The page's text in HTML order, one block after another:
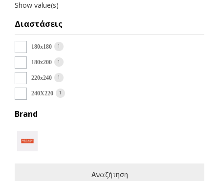
Show value(s)
Διαστάσεις
180x180 1
180x200 1
220x240 1
240Χ220 1
Brand
Αναζήτηση